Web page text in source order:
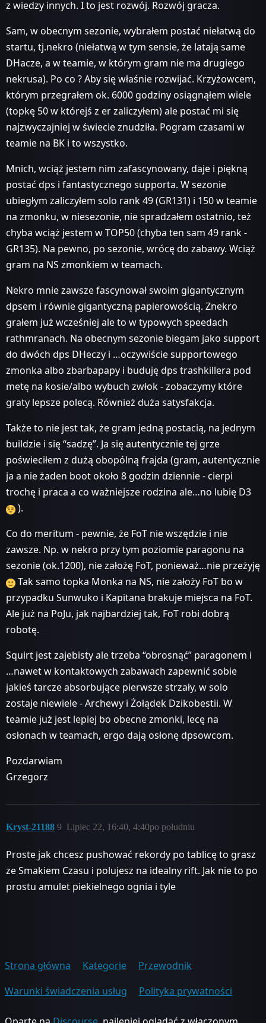
z wiedzy innych. I to jest rozwój. Rozwój gracza.
Sam, w obecnym sezonie, wybrałem postać niełatwą do
startu, tj.nekro (niełatwą w tym sensie, że latają same
DHacze, a w teamie, w którym gram nie ma drugiego
nekrusa). Po co ? Aby się właśnie rozwijać. Krzyżowcem,
którym przegrałem ok. 6000 godziny osiągnąłem wiele
(topkę 50 w którejś z er zaliczyłem) ale postać mi się
najzwyczajniej w świecie znudziła. Pogram czasami w
teamie na BK i to wszystko.
Mnich, wciąż jestem nim zafascynowany, daje i piękną
postać dps i fantastycznego supporta. W sezonie
ubiegłym zaliczyłem solo rank 49 (GR131) i 150 w teamie
na zmonku, w niesezonie, nie spradzałem ostatnio, też
chyba wciąż jestem w TOP50 (chyba ten sam 49 rank -
GR135). Na pewno, po sezonie, wrócę do zabawy. Wciąż
gram na NS zmonkiem w teamach.
Nekro mnie zawsze fascynował swoim gigantycznym
dpsem i równie gigantyczną papierowością. Znekro
grałem już wcześniej ale to w typowych speedach
rathmranach. Na obecnym sezonie biegam jako support
do dwóch dps DHeczy i …oczywiście supportowego
zmonka albo zbarbapapy i buduję dps trashkillera pod
metę na kosie/albo wybuch zwłok - zobaczymy które
graty lepsze polecą. Również duża satysfakcja.
Także to nie jest tak, że gram jedną postacią, na jednym
buildzie i się “sadzę”. Ja się autentycznie tej grze
poświeciłem z dużą obopólną frajda (gram, autentycznie
ja a nie żaden boot około 8 godzin dziennie - cierpi
trochę i praca a co ważniejsze rodzina ale…no lubię D3
).
Co do meritum - pewnie, że FoT nie wszędzie i nie
zawsze. Np. w nekro przy tym poziomie paragonu na
sezonie (ok.1200), nie założę FoT, ponieważ…nie przeżyję
Tak samo topka Monka na NS, nie założy FoT bo w
przypadku Sunwuko i Kapitana brakuje miejsca na FoT.
Ale już na PoJu, jak najbardziej tak, FoT robi dobrą
robotę.
Squirt jest zajebisty ale trzeba “obrosnąć” paragonem i
…nawet w kontaktowych zabawach zapewnić sobie
jakieś tarcze absorbujące pierwsze strzały, w solo
zostaje niewiele - Archewy i Żołądek Dzikobestii. W
teamie już jest lepiej bo obecne zmonki, lecę na
osłonach w teamach, ergo dają osłonę dpsowcom.
Pozdarwiam
Grzegorz
Kryst-21188 Lipiec 22, 16:40, 4:40po południu
9
Proste jak chcesz pushować rekordy po tablicę to grasz
ze Smakiem Czasu i polujesz na idealny rift. Jak nie to po
prostu amulet piekielnego ognia i tyle
Strona główna Kategorie
Przewodnik
Warunki świadczenia usług
Polityka prywatności